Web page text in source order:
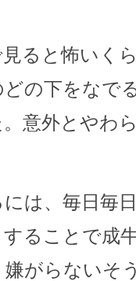
ると怖いく
の下をなで
意外とやわ
は、毎日毎
ることで成
がらないそ